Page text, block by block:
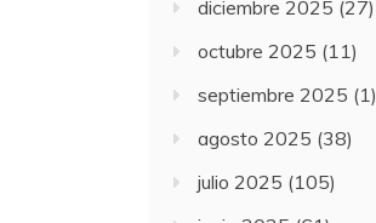
diciembre 2025 (27)
octubre 2025 (11)
septiembre 2025 (1)
agosto 2025 (38)
julio 2025 (105)